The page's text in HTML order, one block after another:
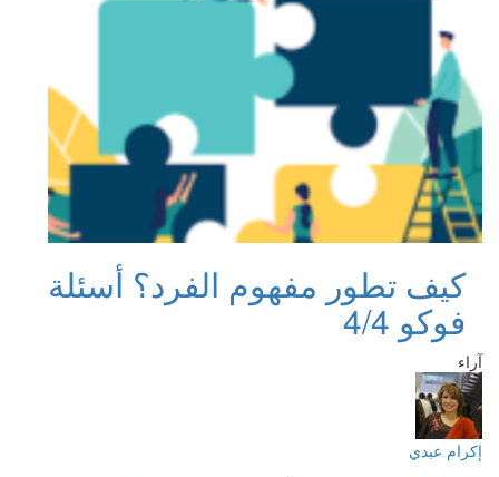
كيف تطور مفهوم الفرد؟ أسئلة
فوكو 4/4
آراء
إكرام عبدي